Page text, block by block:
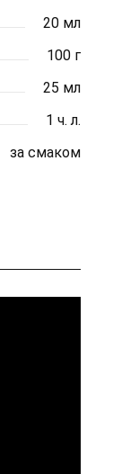
20 мл
100 г
25 мл
1 ч. л.
за смаком